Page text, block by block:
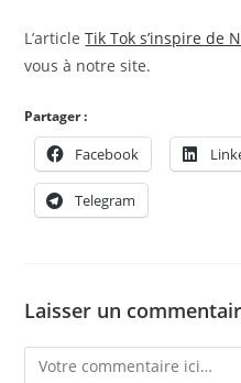
L’articleTik Tok s’inspire de
vous à notre site.
Partager :
Facebook
Telegram
Laisser un
Comment